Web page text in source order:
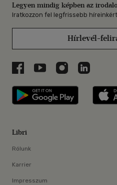
Legyen mindig képben az
Iratkozzon fel legfrissebb
Hírlevél-
Libri a Facebookon
Libri a Youtube-on
Libri azLibri a
Libri
Libri
Rólunk
Karrier
Impresszum